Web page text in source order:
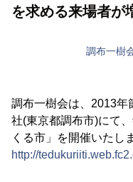
を求める来場者が
調布一樹
調布一樹会は、2013年
社(東京都調布市)にて
くる市」を開催いたし
http://